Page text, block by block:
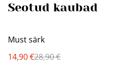
Seotud kaubad
%
Must särk
14,90 €28,90 €